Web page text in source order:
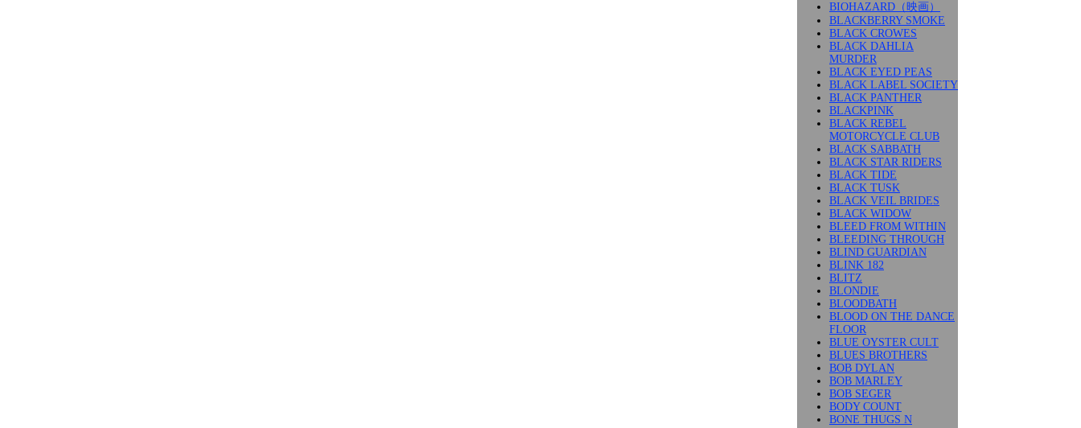
BIOHAZARD（映画）
BLACKBERRY SMOKE
BLACK CROWES
BLACK DAHLIA
MURDER
BLACK EYED PEAS
BLACK LABEL SOCIETY
BLACK PANTHER
BLACKPINK
BLACK REBEL
MOTORCYCLE CLUB
BLACK SABBATH
BLACK STAR RIDERS
BLACK TIDE
BLACK TUSK
BLACK VEIL BRIDES
BLACK WIDOW
BLEED FROM WITHIN
BLEEDING THROUGH
BLIND GUARDIAN
BLINK 182
BLITZ
BLONDIE
BLOODBATH
BLOOD ON THE DANCE
FLOOR
BLUE OYSTER CULT
BLUES BROTHERS
BOB DYLAN
BOB MARLEY
BOB SEGER
BODY COUNT
BONE THUGS N